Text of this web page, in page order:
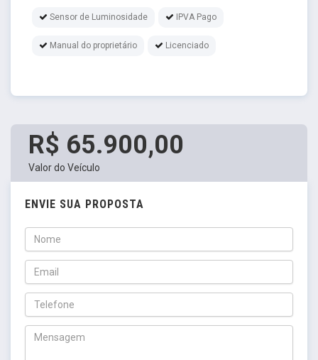
Sensor de Luminosidade IPVA Pago
Manual do proprietário Licenciado
R$ 65.900,00
Valor do Veículo
ENVIE SUA PROPOSTA